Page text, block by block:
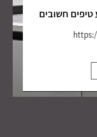
חשובים